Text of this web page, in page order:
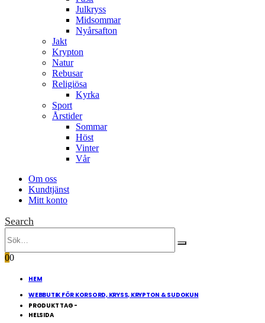
Julkryss
Midsommar
Nyårsafton
Jakt
Krypton
Natur
Rebusar
Religiösa
Kyrka
Sport
Årstider
Sommar
Höst
Vinter
Vår
Om oss
Kundtjänst
Mitt konto
Search
00
HEM
WEBBUTIK FÖR KORSORD, KRYSS, KRYPTON & SUDOKUN
PRODUKT TAG -
HELSIDA